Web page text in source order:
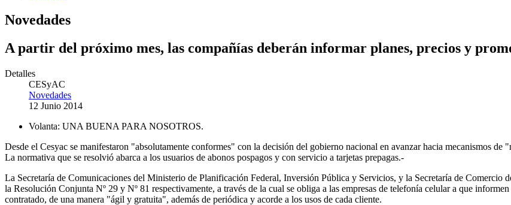
Novedades
A partir del próximo mes, las compañías deberán informar planes, precios y
Detalles
CESyAC
Novedades
12 Junio 2014
Volanta: UNA BUENA PARA NOSOTROS.
Desde el Cesyac se manifestaron "absolutamente conformes" con la decisión del gobierno nacional en avanzar hacia mecanismos
La normativa que se resolvió abarca a los usuarios de abonos pospagos y con servicio a tarjetas prepagas.-
La Secretaría de Comunicaciones del Ministerio de Planificación Federal, Inversión Pública y Servicios, y la Secretaría de Comercio
la Resolución Conjunta Nº 29 y Nº 81 respectivamente, a través de la cual se obliga a las empresas de telefonía celular a que
contratado, de una manera "ágil y gratuita", además de periódica y acorde a los usos de cada cliente.